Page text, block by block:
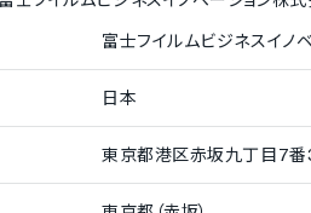
富士フイルムビジネスイノ
日本
東京都港区赤坂九丁目7番